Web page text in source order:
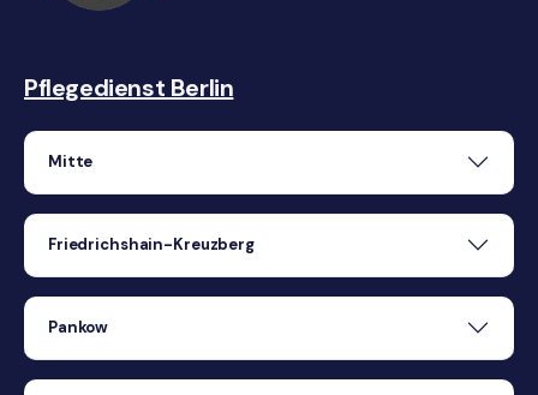
Pflegedienst Berlin
Mitte
Friedrichshain-Kreuzberg
Pankow